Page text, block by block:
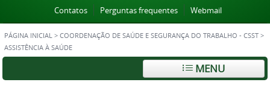
Contatos Perguntas frequentes Webmail
PÁGINA INICIAL > COORDENAÇÃO DE SAÚDE E SEGURANÇA DO TRABALHO - CSST >
ASSISTÊNCIA À SAÚDE
MENU